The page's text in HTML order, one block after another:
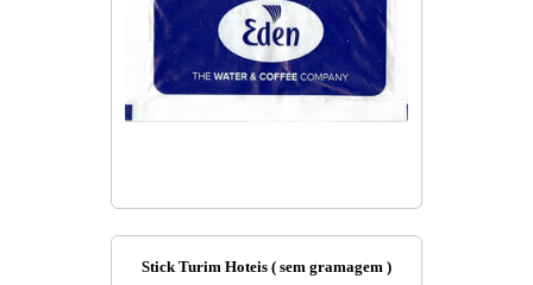
Stick Turim Hoteis ( sem gramagem )